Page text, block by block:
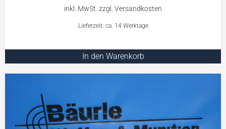
Lieferzeit: ca. 14 Werktage
In den Warenkorb